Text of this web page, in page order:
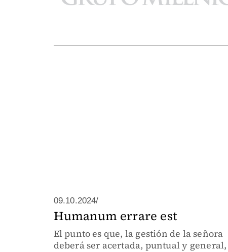
09.10.2024/
Humanum errare est
El punto es que, la gestión de la señora
deberá ser acertada, puntual y general,